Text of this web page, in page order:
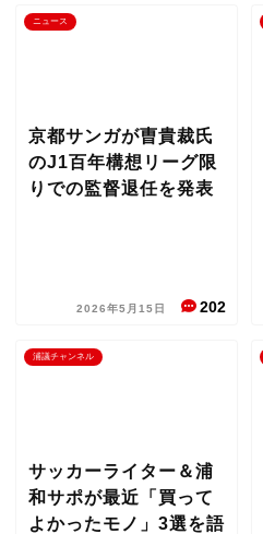
ニュース
京都サンガが曺貴裁氏
のJ1百年構想リーグ限
りでの監督退任を発表
2026年5月15日 202
浦議チャンネル
サッカーライター＆浦
和サポが最近「買って
よかったモノ」3選を語